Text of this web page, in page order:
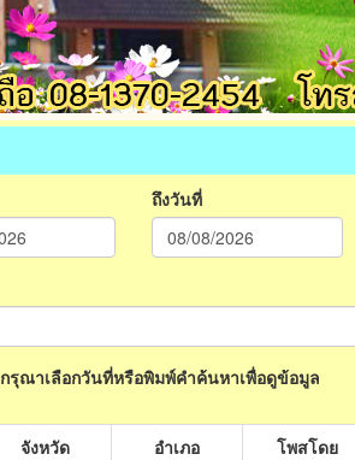
ถึงวันที่
กรุณาเลือกวันที่หรือพิมพ์คำค้นหาเพื่อดูข้อมูล
จังหวัด อำเภอ โพสโดย